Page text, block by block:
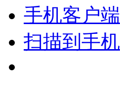
手机客户端
扫描到手机